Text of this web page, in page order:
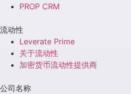
PROP CRM
流动性
Leverate Prime
关于流动性
加密货币流动性提供商
公司名称